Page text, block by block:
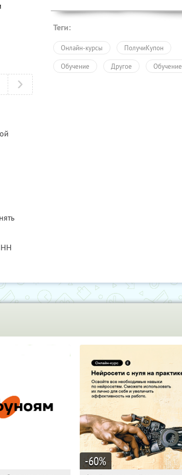
Теги:
Онлайн-курсы ПолучиКупон
Обучение Другое Обучение
-60%